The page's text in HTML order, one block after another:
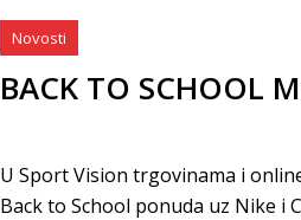
Novosti
BACK TO SCHOOL
U Sport Vision trgovinama i
Back to School ponuda uz Nike i